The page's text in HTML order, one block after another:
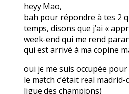
heyy Mao,
bah pour répondre à tes 2
temps, disons que j’ai «
week-end qui me rend
qui est arrivé à ma copine
oui je me suis occupée pour
le match c’était real
ligue des champions)